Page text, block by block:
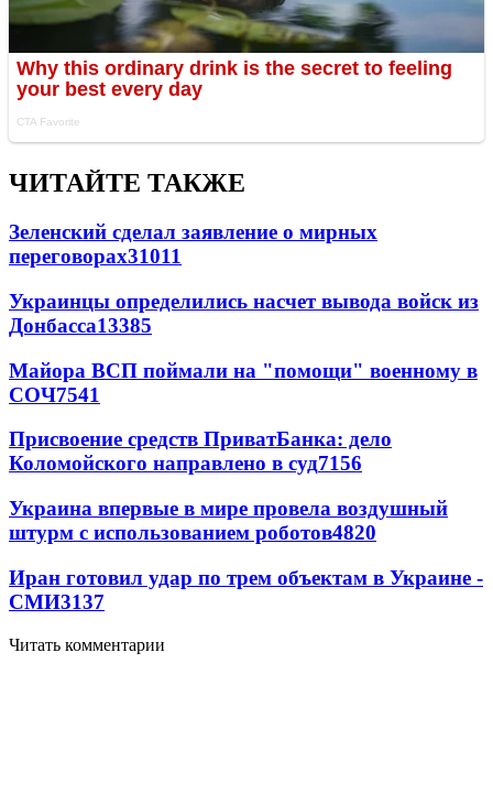
ЧИТАЙТЕ ТАКЖЕ
Зеленский сделал заявление о мирных
переговорах31011
Украинцы определились насчет вывода войск из
Донбасса13385
Майора ВСП поймали на "помощи" военному в
СОЧ7541
Присвоение средств ПриватБанка: дело
Коломойского направлено в суд7156
Украина впервые в мире провела воздушный
штурм с использованием роботов4820
Иран готовил удар по трем объектам в Украине -
СМИ3137
Читать комментарии